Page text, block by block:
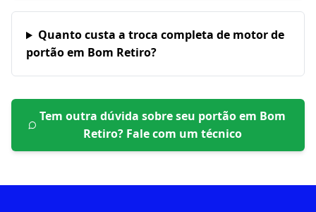
Quanto custa a troca completa de motor de
portão em Bom Retiro?
Tem outra dúvida sobre seu portão em Bom
Retiro? Fale com um técnico